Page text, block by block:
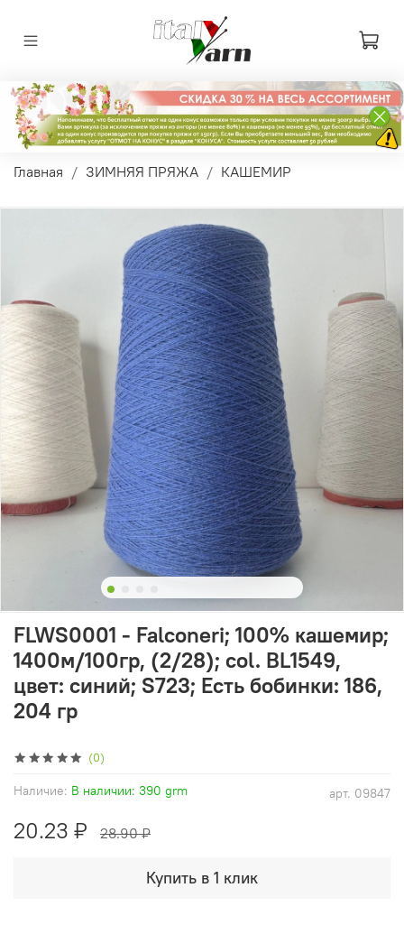
Главная ЗИМНЯЯ ПРЯЖА КАШЕМИР
(0)
арт. 09847
Наличие: В наличии: 390 grm
FLWS0001 - Falconeri; 100% кашемир;
1400м/100гр, (2/28); col. BL1549,
цвет: синий; S723; Есть бобинки: 186,
204 гр
20.23 ₽ 28.90 ₽
Купить в 1 клик